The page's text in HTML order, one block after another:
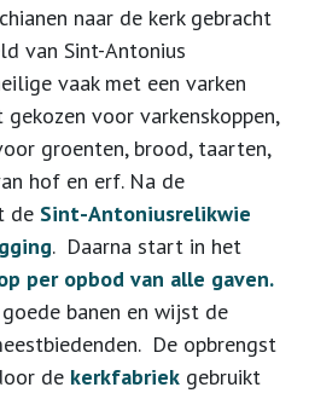
naar de kerk gebracht
van Sint-Antonius
vaak met een varken
voor varkenskoppen,
groenten, brood, taarten,
hof en erf. Na de
de Sint-Antoniusrelikwie
. Daarna start in het
per opbod van alle gaven.
banen en wijst de
De opbrengst
de kerkfabriek gebruikt